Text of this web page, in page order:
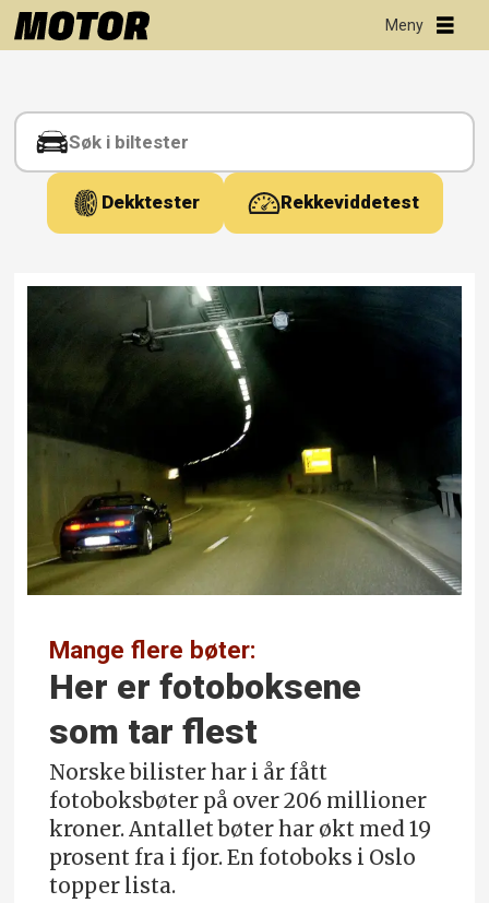
Tag:
fotoboks
Dekktester Rekkeviddetest
Mange flere bøter:
Her er foto­boksene
som tar flest
Norske bilister har i år fått
fotoboksbøter på over 206 millioner
kroner. Antallet bøter har økt med 19
prosent fra i fjor. En fotoboks i Oslo
topper lista.